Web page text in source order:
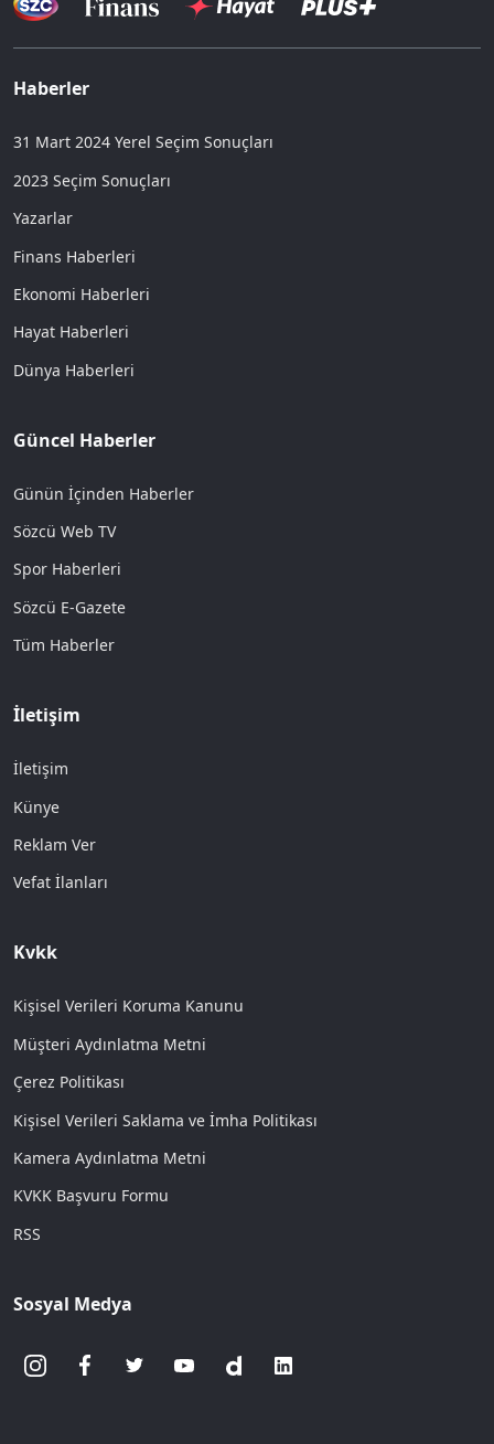
Haberler
31 Mart 2024 Yerel Seçim Sonuçları
2023 Seçim Sonuçları
Yazarlar
Finans Haberleri
Ekonomi Haberleri
Hayat Haberleri
Dünya Haberleri
Güncel Haberler
Günün İçinden Haberler
Sözcü Web TV
Spor Haberleri
Sözcü E-Gazete
Tüm Haberler
İletişim
İletişim
Künye
Reklam Ver
Vefat İlanları
Kvkk
Kişisel Verileri Koruma Kanunu
Müşteri Aydınlatma Metni
Çerez Politikası
Kişisel Verileri Saklama ve İmha Politikası
Kamera Aydınlatma Metni
KVKK Başvuru Formu
RSS
Sosyal Medya